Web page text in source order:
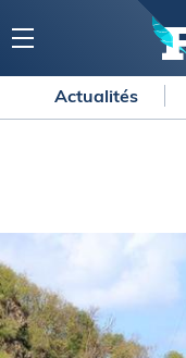
Actualités